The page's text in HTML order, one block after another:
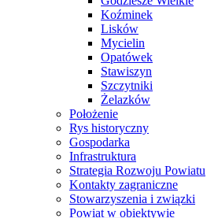
Koźminek
Lisków
Mycielin
Opatówek
Stawiszyn
Szczytniki
Żelazków
Położenie
Rys historyczny
Gospodarka
Infrastruktura
Strategia Rozwoju Powiatu
Kontakty zagraniczne
Stowarzyszenia i związki
Powiat w obiektywie